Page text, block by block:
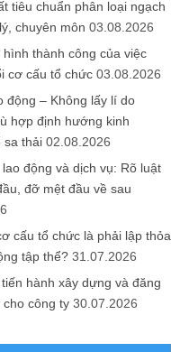
tiêu chuẩn phân loại ngạch
chuyên môn 03.08.2026
hình thành công của việc
cơ cấu tổ chức 03.08.2026
động – Không lấy lí do
hợp định hướng kinh
sa thải 02.08.2026
động và dịch vụ: Rõ luật
đỡ mệt đầu về sau
cấu tổ chức là phải lập thỏa
tập thể? 31.07.2026
hành xây dựng và đăng
cho công ty 30.07.2026